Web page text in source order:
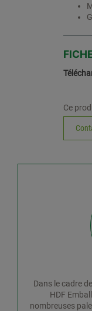
Ce
Dans le cadre
HDF
nombreuses